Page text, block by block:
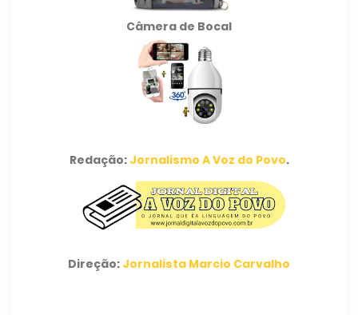
Câmera de Bocal
Redação: Jornalismo A Voz do Povo.
Direção: Jornalista Marcio Carvalho